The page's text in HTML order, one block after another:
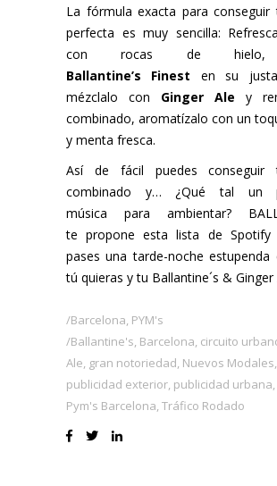
La fórmula exacta para conseguir
perfecta es muy sencilla:
con rocas de hielo,
Ballantine’s Finest en su
mézclalo con Ginger Ale y
combinado, aromatízalo con un
y menta fresca.
Así de fácil puedes conseguir
combinado y… ¿Qué tal un
música para ambientar?
te propone estalista de Spotify
pases una tarde-noche estupenda
tú quieras y tu Ballantine´s & Ginger
Barcelona, PYM's
Ballantine's, Barcelona, circuito
Ale, gran notoriedad, Nuevos Modales,
publicidad exterior, publicidad urbana,
Pym's Barcelona, Tráfico Rodado